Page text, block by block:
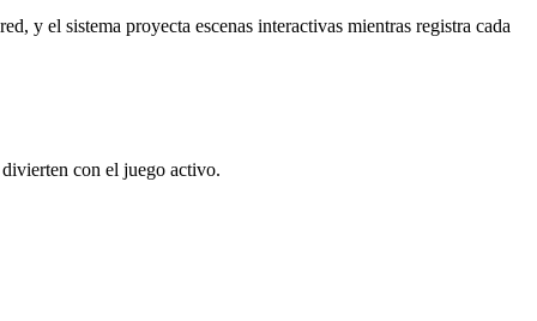
y el sistema proyecta escenas interactivas mientras registra cada
con el juego activo.